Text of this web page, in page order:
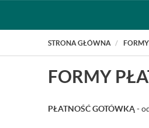
STRONA GŁÓWNA
FORMY
PŁATNOŚĆ GOTÓWKĄ-